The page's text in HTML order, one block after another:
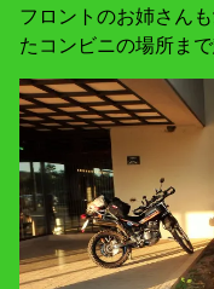
フロントのお姉さん
たコンビニの場所ま